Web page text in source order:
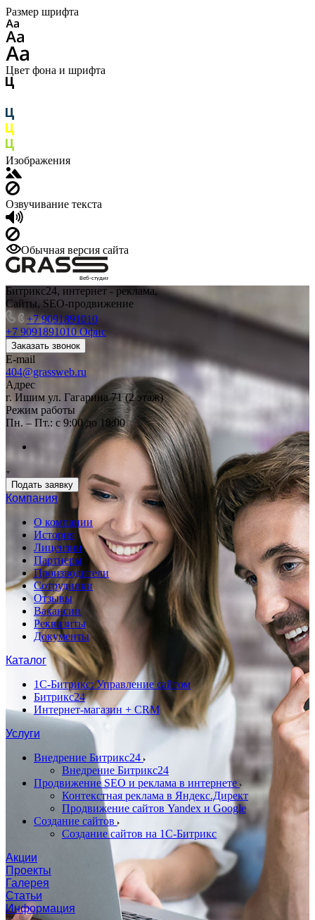
Размер шрифта
Цвет фона и шрифта
Изображения
Озвучивание текста
Обычная версия сайта
Веб-студия
Битрикс24, интернет - реклама,
Сайты, SEO-продвижение
+7 9091891010
+7 9091891010Офис
Заказать звонок
E-mail
404@grassweb.ru
Адрес
г. Ишим ул. Гагарина 71 (2 этаж)
Режим работы
Пн. – Пт.: с 9:00 до 18:00
Подать заявку
Компания
О компании
История
Лицензии
Партнеры
Производители
Сотрудники
Отзывы
Вакансии
Реквизиты
Документы
Каталог
1С-Битрикс: Управление сайтом
Битрикс24
Интернет-магазин + CRM
Услуги
Внедрение Битрикс24
Внедрение Битрикс24
Продвижение SEO и реклама в интернете
Контекстная реклама в Яндекс.Директ
Продвижение сайтов Yandex и Google
Создание сайтов
Создание сайтов на 1С-Битрикс
Акции
Проекты
Галерея
Статьи
Информация